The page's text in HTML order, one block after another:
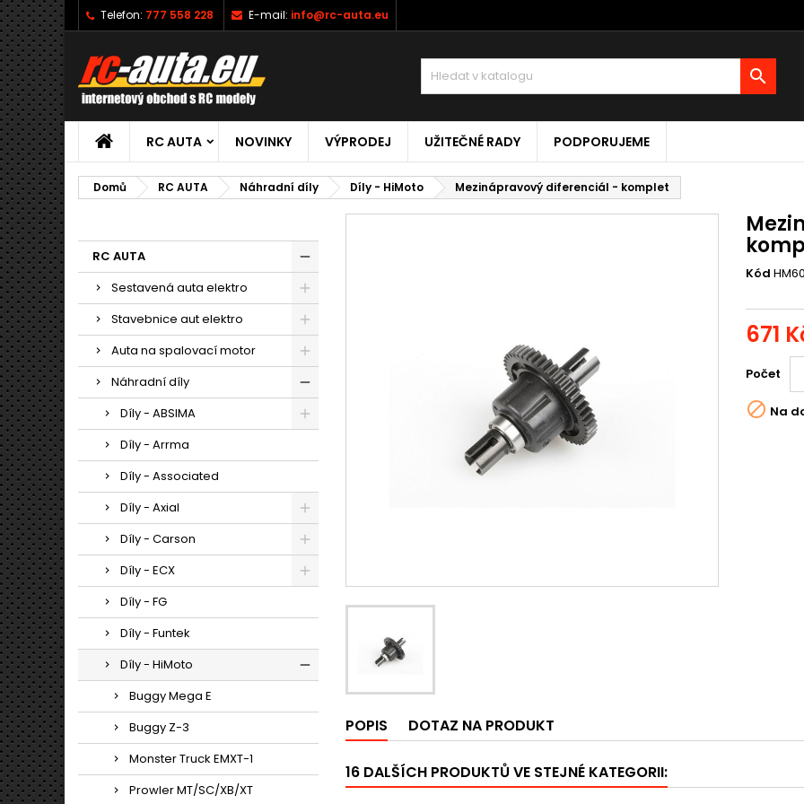
Telefon: 777 558 228 E-mail: info@rc-auta.eu

RC AUTA NOVINKY VÝPRODEJ UŽITEČNÉ RADY PODPORUJEME
Domů RC AUTA Náhradní díly Díly - HiMoto Mezinápravový diferenciál - komplet
RC AUTA
Sestavená auta elektro
Stavebnice aut elektro
Auta na spalovací motor
Náhradní díly
Díly - ABSIMA
Díly - Arrma
Díly - Associated
Díly - Axial
Díly - Carson
Díly - ECX
Díly - FG
Díly - Funtek
Díly - HiMoto
Buggy Mega E
Buggy Z-3
Monster Truck EMXT-1
Prowler MT/SC/XB/XT
Kód
671
Počet
 Na
POPIS DOTAZ NA PRODUKT
16 DALŠÍCH PRODUKTŮ VE STEJNÉ KATEGORII: